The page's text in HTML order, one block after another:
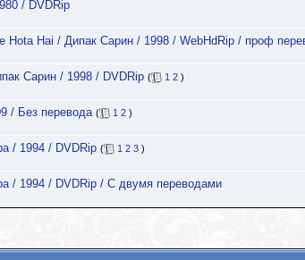
/ DVDRip
Hota Hai / Дипак Сарин / 1998 / WebHdRip / проф
Сарин / 1998 / DVDRip ( 1 2 )
/ Без перевода ( 1 2 )
/ 1994 / DVDRip ( 1 2 3 )
/ 1994 / DVDRip / C двумя переводами